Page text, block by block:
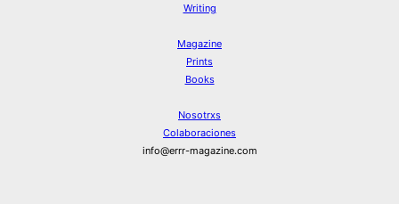
Writing
Magazine
Prints
Books
Nosotrxs
Colaboraciones
info@errr-magazine.com